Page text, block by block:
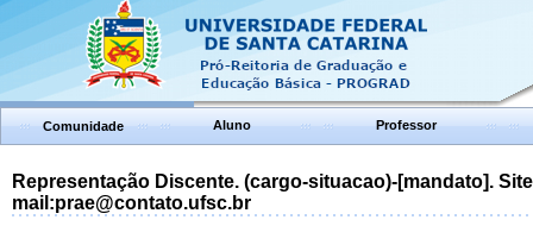
Comunidade Aluno Professor
Representação Discente. (cargo-situacao)-[mandato].
mail:prae@contato.ufsc.br